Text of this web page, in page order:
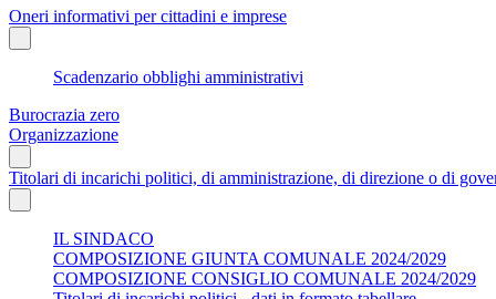
Oneri informativi per cittadini e imprese
Scadenzario obblighi amministrativi
Burocrazia zero
Organizzazione
Titolari di incarichi politici, di amministrazione, di direzione o di
IL SINDACO
COMPOSIZIONE GIUNTA COMUNALE 2024/2029
COMPOSIZIONE CONSIGLIO COMUNALE 2024/2029